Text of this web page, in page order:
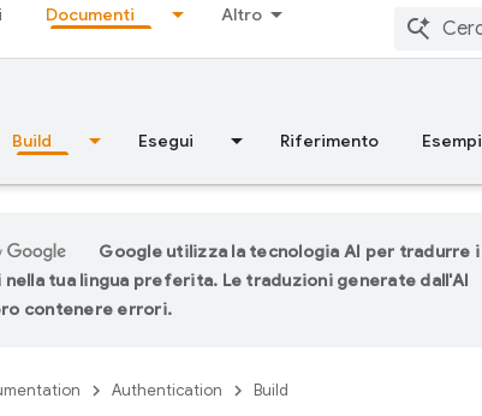
Documenti Altro
Build Esegui Riferimento Esempi
Google utilizza la tecnologia AI per tradurre i
tua lingua preferita. Le traduzioni generate dall'AI
contenere errori.
Authentication Build